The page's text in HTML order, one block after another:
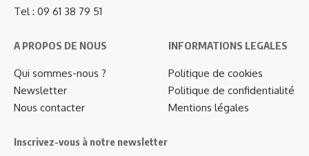
Tel : 09 61 38 79 51
A PROPOS DE NOUS
Qui sommes-nous ?
Newsletter
Nous contacter
INFORMATIONS LEGALES
Politique de cookies
Politique de confidentialité
Mentions légales
Inscrivez-vous à notre newsletter